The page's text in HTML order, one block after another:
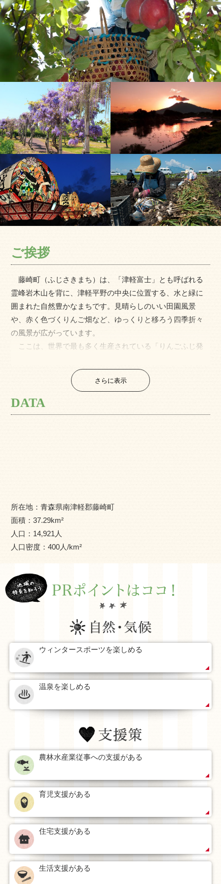
ご挨拶
藤崎町（ふじさきまち）は、「津軽富士」とも呼ばれる
霊峰岩木山を背に、津軽平野の中央に位置する、水と緑に
囲まれた自然豊かなまちです。見晴らしのいい田園風景
や、赤く色づくりんご畑など、ゆっくりと移ろう四季折々
の風景が広がっています。
ここは、世界で最も多く生産されている「りんごふじ発
他にも、肥沃な土地で育った米、にんにく、アスパラガス
など、おいしさ溢れる数々のふじさき産品は町の自慢で
す。
また、弘前市、五所川原市、青森市など、県内の都会は
さらに表示
DATA
所在地：青森県南津軽郡藤崎町
面積：37.29km²
人口： 14,921 人
人口密度：400人/km²
ウィンタースポーツを楽しめる
温泉を楽しめる
農林水産業従事への支援がある
育児支援がある
住宅支援がある
生活支援がある